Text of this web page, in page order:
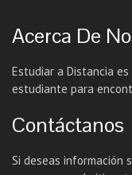
Acerca De
Estudiar a Distancia
estudiante para
Contáctanos
Si deseas información